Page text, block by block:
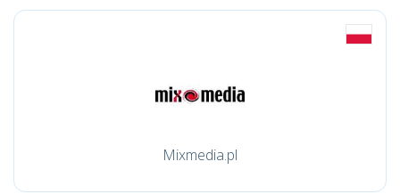
Mixmedia.pl